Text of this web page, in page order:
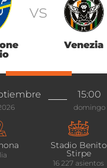
vs
Venezia
15:00
domingo
Stadio Benito
Stirpe
16 227 asientos